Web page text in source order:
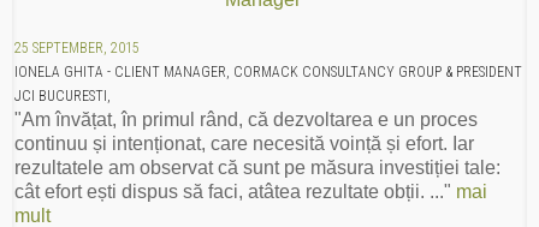
25 SEPTEMBER, 2015
IONELA GHITA - CLIENT MANAGER, CORMACK CONSULTANCY GROUP & PRESIDENT
JCI BUCURESTI,
"Am învățat, în primul rând, că dezvoltarea e un proces
continuu și intenționat, care necesită voință și efort. Iar
rezultatele am observat că sunt pe măsura investiției tale:
cât efort ești dispus să faci, atâtea rezultate obții. ..." mai
mult